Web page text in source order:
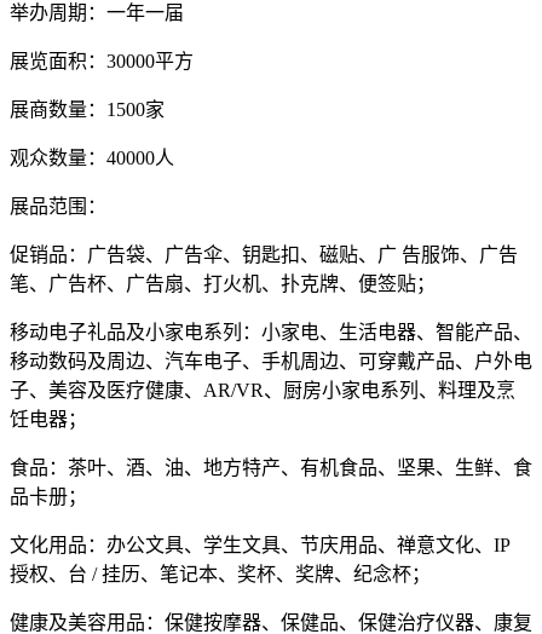
举办周期：一年一届
展览面积：30000平方
展商数量：1500家
观众数量：40000人
展品范围：
促销品：广告袋、广告伞、钥匙扣、磁贴、广 告服饰、广告
笔、广告杯、广告扇、打火机、扑克牌、便签贴；
移动电子礼品及小家电系列：小家电、生活电器、智能产品、
移动数码及周边、汽车电子、手机周边、可穿戴产品、户外电
子、美容及医疗健康、AR/VR、厨房小家电系列、料理及烹
饪电器；
食品：茶叶、酒、油、地方特产、有机食品、坚果、生鲜、食
品卡册；
文化用品：办公文具、学生文具、节庆用品、禅意文化、IP
授权、台 / 挂历、笔记本、奖杯、奖牌、纪念杯；
健康及美容用品：保健按摩器、保健品、保健治疗仪器、康复